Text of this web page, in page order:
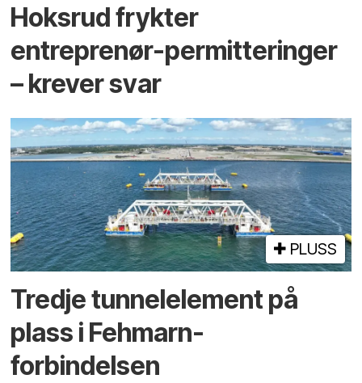
Hoksrud frykter
entreprenør-permitteringer
– krever svar
PLUSS
Tredje tunnel­element på
plass i Fehmarn-
forbindelsen